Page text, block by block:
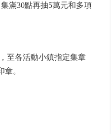
滿30點再抽5萬元和多項
至各活動小鎮指定集章
。